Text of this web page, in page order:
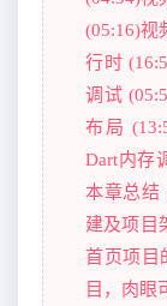
(05:16)视
行时
调试
布局
Dart内存
本章总结
建及项目
首页项目
目，肉眼